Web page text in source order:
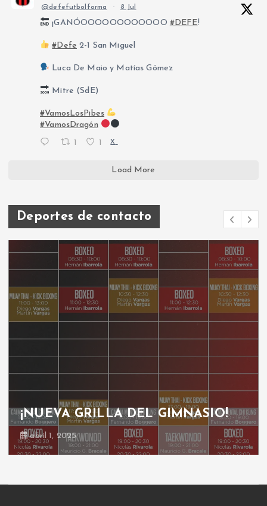
@defefutbolforma · 8 Jul
¡GANÓOOOOOOOOOOOO #DEFE!
#Defe 2-1 San Miguel
Luca De Maio y Matías Gómez
Mitre (SdE)
#VamosLosPibes
#VamosDragón
1 1 X
Load More
Deportes de contacto
¡NUEVA GRILLA DEL GIMNASIO!
abril 1, 2025